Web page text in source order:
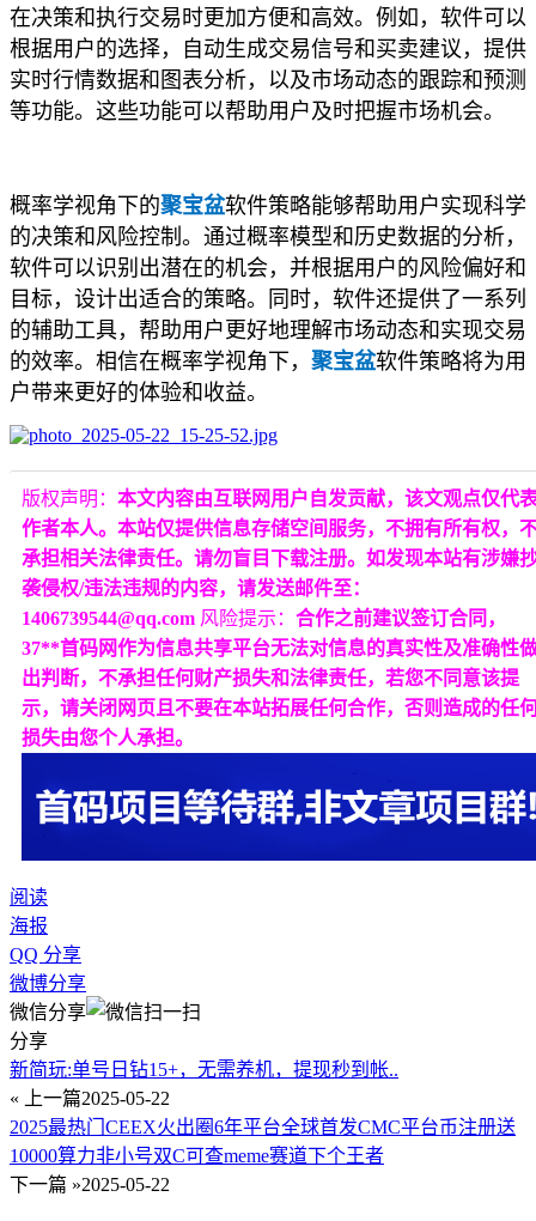
在决策和执行交易时更加方便和高效。例如，软件可以
根据用户的选择，自动生成交易信号和买卖建议，提供
实时行情数据和图表分析，以及市场动态的跟踪和预测
等功能。这些功能可以帮助用户及时把握市场机会。
概率学视角下的聚宝盆软件策略能够帮助用户实现科学
的决策和风险控制。通过概率模型和历史数据的分析，
软件可以识别出潜在的机会，并根据用户的风险偏好和
目标，设计出适合的策略。同时，软件还提供了一系列
的辅助工具，帮助用户更好地理解市场动态和实现交易
的效率。相信在概率学视角下， 聚宝盆软件策略将为用
户带来更好的体验和收益。
版权声明： 本文内容由互联网用户自发贡献，该文观点仅代
作者本人。本站仅提供信息存储空间服务，不拥有所有权，
承担相关法律责任。请勿盲目下载注册。如发现本站有涉嫌
袭侵权/违法违规的内容，请发送邮件至：
1406739544@qq.com 风险提示： 合作之前建议签订合同，
37**首码网作为信息共享平台无法对信息的真实性及准确性
出判断，不承担任何财产损失和法律责任，若您不同意该提
示，请关闭网页且不要在本站拓展任何合作，否则造成的任
损失由您个人承担。
阅读
海报
QQ 分享
微博分享
微信分享
分享
新简玩:单号日钻15+，无需养机，提现秒到帐..
« 上一篇2025-05-22
2025最热门CEEX火出圈6年平台全球首发CMC平台币注册送
10000算力非小号双C可查meme赛道下个王者
下一篇 »2025-05-22